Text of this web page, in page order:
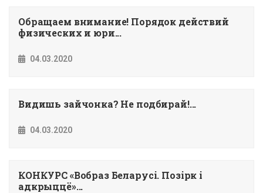
Обращаем внимание! Порядок действий
физических и юри...
04.03.2020
Видишь зайчонка? Не подбирай!...
04.03.2020
КОНКУРС «Вобраз Беларусi. Позiрк i
адкрыццё»...